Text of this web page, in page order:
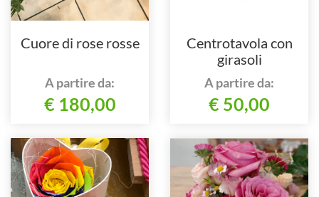
Cuore di rose rosse
A partire da:
€ 180,00
Centrotavola con
girasoli
A partire da:
€ 50,00